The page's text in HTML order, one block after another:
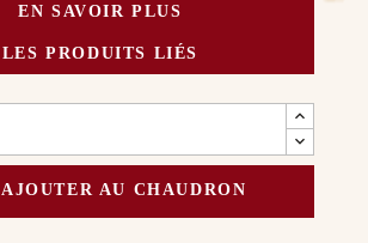
EN SAVOIR PLUS
LES PRODUITS LIÉS
AJOUTER AU CHAUDRON